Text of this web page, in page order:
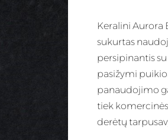
Keralini Aurora
sukurtas
persipinantis
pasižymi
panaudojimo
tiek
derėtų